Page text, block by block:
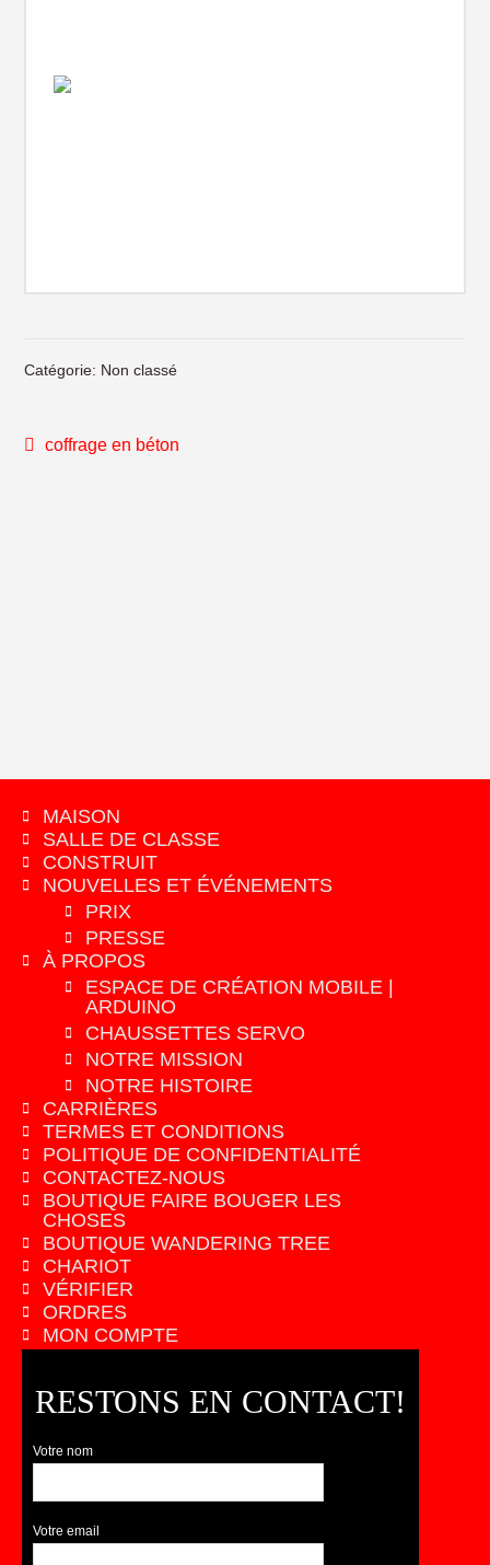
Catégorie: Non classé
NAVIGATION
Post
coffrage en béton
MAISON
SALLE DE CLASSE
CONSTRUIT
NOUVELLES ET ÉVÉNEMENTS
PRIX
PRESSE
À PROPOS
ESPACE DE CRÉATION MOBILE |
ARDUINO
CHAUSSETTES SERVO
NOTRE MISSION
NOTRE HISTOIRE
CARRIÈRES
TERMES ET CONDITIONS
POLITIQUE DE CONFIDENTIALITÉ
CONTACTEZ-NOUS
BOUTIQUE FAIRE BOUGER LES
CHOSES
BOUTIQUE WANDERING TREE
CHARIOT
VÉRIFIER
ORDRES
MON COMPTE
RESTONS EN CONTACT!
Votre nom
Votre email